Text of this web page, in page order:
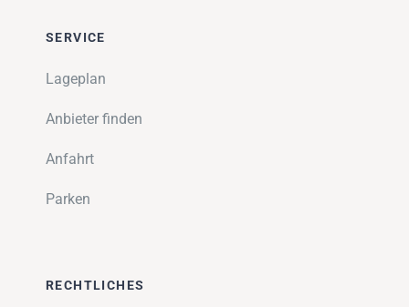
SERVICE
Lageplan
Anbieter finden
Anfahrt
Parken
RECHTLICHES